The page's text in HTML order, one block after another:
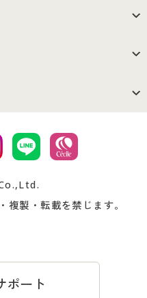
会社案内
サイトマップ
お支払は
忘れの場合
製・転載を禁じます。
ポート